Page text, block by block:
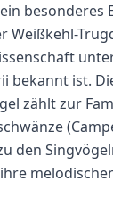
besonderes
Weißkehl-
bekannt ist.
zählt zur
den